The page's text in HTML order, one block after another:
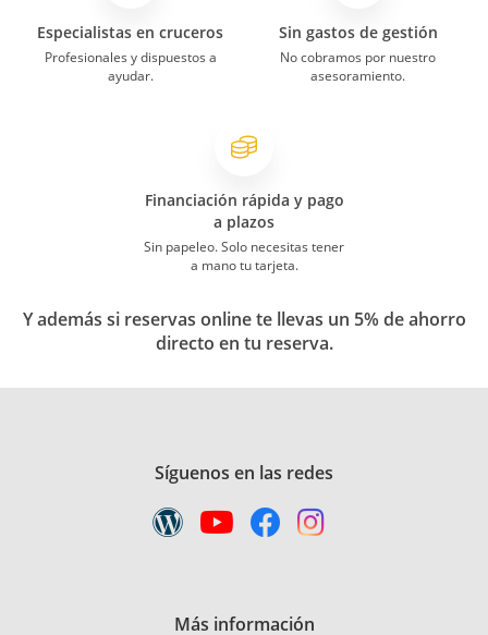
Especialistas en cruceros
Profesionales y dispuestos a
ayudar.
Sin gastos de gestión
No cobramos por nuestro
asesoramiento.
Financiación rápida y pago
a plazos
Sin papeleo. Solo necesitas tener
a mano tu tarjeta.
Y además si reservas online te llevas un 5% de ahorro
directo en tu reserva.
Síguenos en las redes
Más información